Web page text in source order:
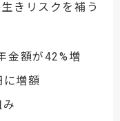
きリスクを補う
額が42%増
増額